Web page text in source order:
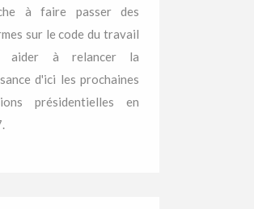
à faire passer des
sur le code du travail
aider à relancer la
d'ici les prochaines
présidentielles en